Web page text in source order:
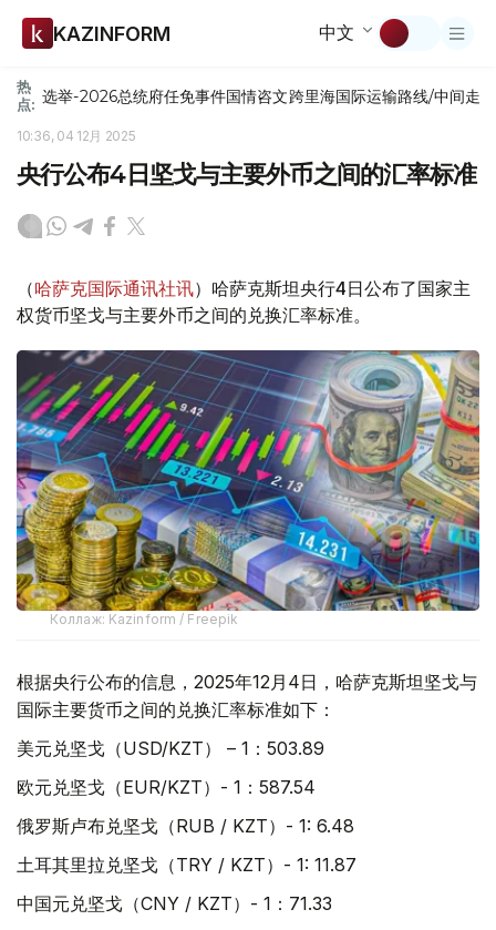
KAZINFORM 中文
热
点: 选举-2026总统府任免事件国情咨文跨里海国际运输路线/中间走廊
10:36, 04 12月 2025
央行公布4日坚戈与主要外币之间的汇率标准
（哈萨克国际通讯社讯）哈萨克斯坦央行4日公布了国家主
权货币坚戈与主要外币之间的兑换汇率标准。
Коллаж: Kazinform / Freepik
根据央行公布的信息，2025年12月4日，哈萨克斯坦坚戈与
国际主要货币之间的兑换汇率标准如下：
美元兑坚戈（USD/KZT） – 1：503.89
欧元兑坚戈（EUR/KZT）- 1：587.54
俄罗斯卢布兑坚戈（RUB / KZT）- 1: 6.48
土耳其里拉兑坚戈（TRY / KZT）- 1: 11.87
中国元兑坚戈（CNY / KZT）- 1：71.33